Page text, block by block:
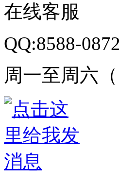
在线客服
QQ:8588-
周一至周六